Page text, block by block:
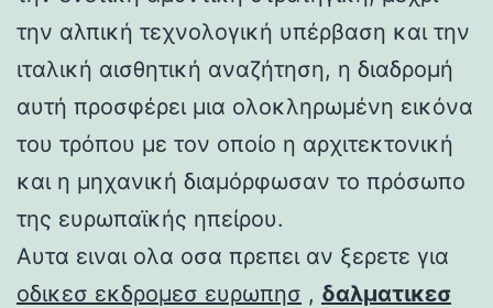
την αλπική τεχνολογική υπέρβαση και την
ιταλική αισθητική αναζήτηση, η διαδρομή
αυτή προσφέρει μια ολοκληρωμένη εικόνα
του τρόπου με τον οποίο η αρχιτεκτονική
και η μηχανική διαμόρφωσαν το πρόσωπο
της ευρωπαϊκής ηπείρου.
Αυτα ειναι ολα οσα πρεπει αν ξερετε για
οδικεσ εκδρομεσ ευρωπησ , δαλματικεσ